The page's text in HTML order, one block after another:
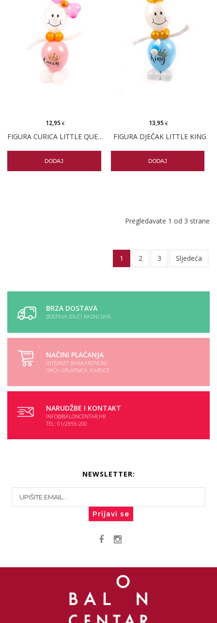
FIGURA CURICA LITTLE QUEEN
12,95 €
DODAJ
FIGURA DJEČAK LITTLE KING
13,95€
DODAJ
Pregledavate 1 od 3 strane
1 2 3 Sljedeća
BRZA DOSTAVA
DOSTAVA IDUĆI RADNI DAN
NAČINI PLAĆANJA
INTERNET BANKARSTVOM,
OPĆA UPLATNICA, KARTICE
NARUDŽBE I KONTAKT
INFO@BALONCENTAR.HR
TEL: 01/2955-200
NEWSLETTER:
Prijavi se